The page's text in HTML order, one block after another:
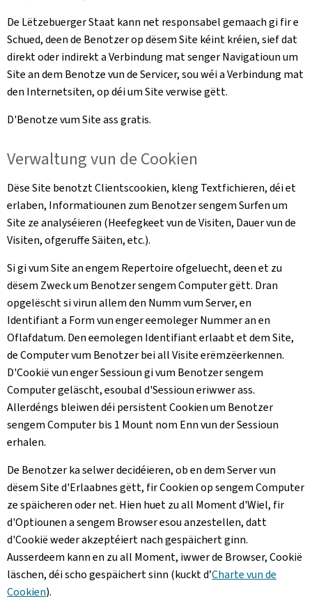
De Lëtzebuerger Staat kann net responsabel gemaach gi fir e
Schued, deen de Benotzer op dësem Site kéint kréien, sief dat
direkt oder indirekt a Verbindung mat senger Navigatioun um
Site an dem Benotze vun de Servicer, sou wéi a Verbindung mat
den Internetsiten, op déi um Site verwise gëtt.
D'Benotze vum Site ass gratis.
Verwaltung vun de Cookien
Dëse Site benotzt Clientscookien, kleng Textfichieren, déi et
erlaben, Informatiounen zum Benotzer sengem Surfen um
Site ze analyséieren (Heefegkeet vun de Visiten, Dauer vun de
Visiten, ofgeruffe Säiten, etc.).
Si gi vum Site an engem Repertoire ofgeluecht, deen et zu
dësem Zweck um Benotzer sengem Computer gëtt. Dran
opgelëscht si virun allem den Numm vum Server, en
Identifiant a Form vun enger eemoleger Nummer an en
Oflafdatum. Den eemolegen Identifiant erlaabt et dem Site,
de Computer vum Benotzer bei all Visite erëmzëerkennen.
D'Cookië vun enger Sessioun gi vum Benotzer sengem
Computer geläscht, esoubal d'Sessioun eriwwer ass.
Allerdéngs bleiwen déi persistent Cookien um Benotzer
sengem Computer bis 1 Mount nom Enn vun der Sessioun
erhalen.
De Benotzer ka selwer decidéieren, ob en dem Server vun
dësem Site d'Erlaabnes gëtt, fir Cookien op sengem Computer
ze späicheren oder net. Hien huet zu all Moment d'Wiel, fir
d'Optiounen a sengem Browser esou anzestellen, datt
d'Cookië weder akzeptéiert nach gespäichert ginn.
Ausserdeem kann en zu all Moment, iwwer de Browser, Cookië
läschen, déi scho gespäichert sinn (kuckt d’Charte vun de
Cookien).